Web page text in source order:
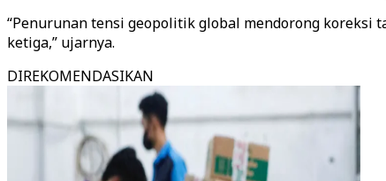
“Penurunan tensi geopolitik global mendorong koreksi
ketiga,” ujarnya.
DIREKOMENDASIKAN